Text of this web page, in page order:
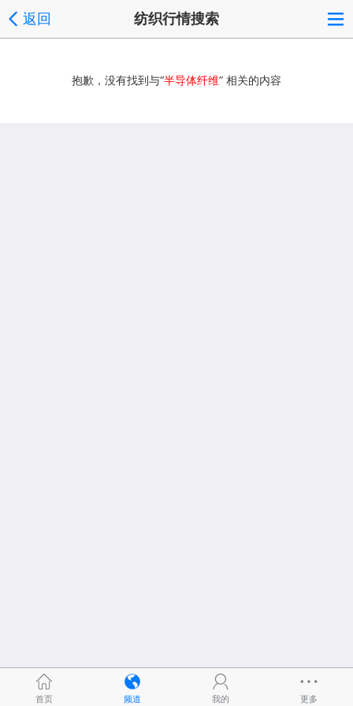
返回 纺织行情搜索
抱歉，没有找到与“半导体纤维” 相关的内容
首页 频道 我的 更多